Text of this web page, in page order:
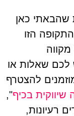
שהבאתי כאן
הזו
לכם שאלות או
להצטרף
בכיף",
רעיונות,